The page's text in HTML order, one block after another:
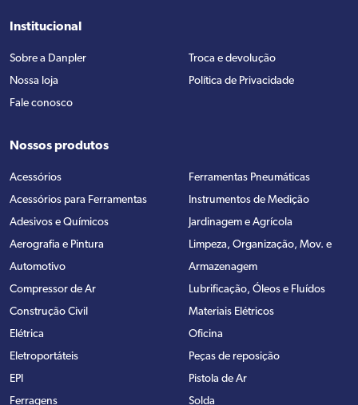
Institucional
Sobre a Danpler
Nossa loja
Fale conosco
Troca e devolução
Política de Privacidade
Nossos produtos
Acessórios
Acessórios para Ferramentas
Adesivos e Químicos
Aerografia e Pintura
Automotivo
Compressor de Ar
Construção Civil
Elétrica
Eletroportáteis
EPI
Ferragens
Ferramentas Pneumáticas
Instrumentos de Medição
Jardinagem e Agrícola
Limpeza, Organização, Mov. e
Armazenagem
Lubrificação, Óleos e Fluídos
Materiais Elétricos
Oficina
Peças de reposição
Pistola de Ar
Solda